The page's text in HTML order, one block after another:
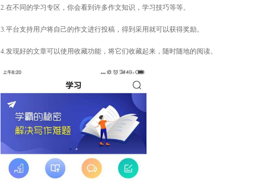
2.在不同的学习专区，你会看到许多作文知识，学习技巧等等。
3.平台支持用户将自己的作文进行投稿，得到采用就可以获得奖励。
4.发现好的文章可以使用收藏功能，将它们收藏起来，随时随地的阅读。